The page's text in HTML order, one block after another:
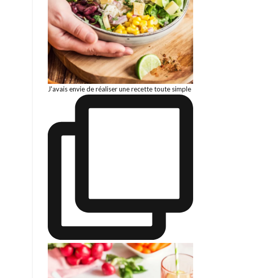
J'avais envie de réaliser une recette toute simple